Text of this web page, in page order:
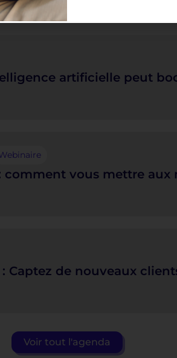
vous à l’avance !
artificielle peut
vous mettre aux
Captez de nouveaux
Voir tout l'agenda